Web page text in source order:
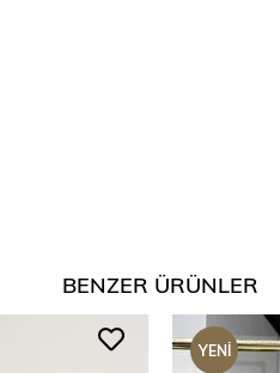
BENZER ÜRÜNLER
YENI